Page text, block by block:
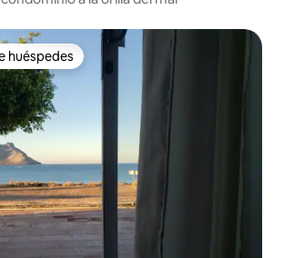
preferido
huéspedes